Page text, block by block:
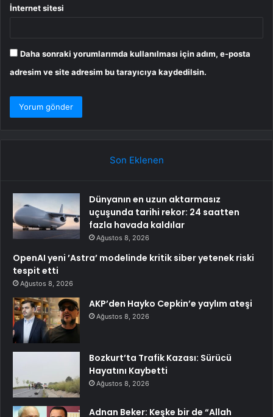
İnternet sitesi
Daha sonraki yorumlarımda kullanılması için adım, e-posta
adresim ve site adresim bu tarayıcıya kaydedilsin.
Son Eklenen
Dünyanın en uzun aktarmasız
uçuşunda tarihi rekor: 24 saatten
fazla havada kaldılar
Ağustos 8, 2026
OpenAI yeni ’Astra’ modelinde kritik siber yetenek riski
tespit etti
Ağustos 8, 2026
AKP’den Hayko Cepkin’e yaylım ateşi
Ağustos 8, 2026
Bozkurt’ta Trafik Kazası: Sürücü
Hayatını Kaybetti
Ağustos 8, 2026
Adnan Beker: Keşke bir de “Allah